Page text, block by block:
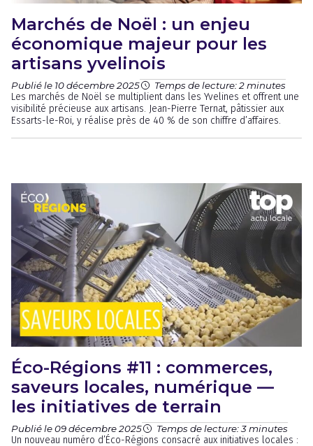
Marchés de Noël : un enjeu
économique majeur pour les
artisans yvelinois
Publié le 10 décembre 2025 Temps de lecture: 2 minutes
Les marchés de Noël se multiplient dans les Yvelines et offrent une
visibilité précieuse aux artisans. Jean-Pierre Ternat, pâtissier aux
Essarts-le-Roi, y réalise près de 40 % de son chiffre d’affaires.
Éco-Régions #11 : commerces,
saveurs locales, numérique —
les initiatives de terrain
Publié le 09 décembre 2025 Temps de lecture: 3 minutes
Un nouveau numéro d’Éco-Régions consacré aux initiatives locales :